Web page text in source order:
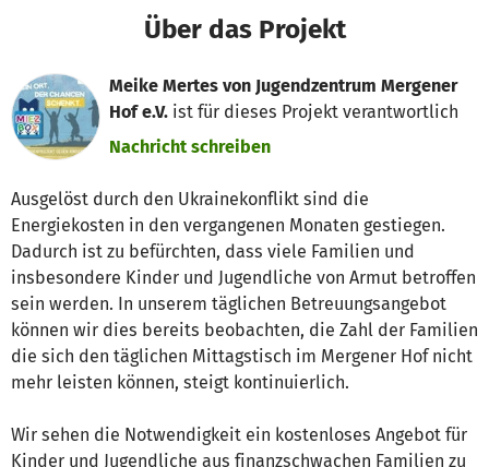
Über das Projekt
Meike Mertes von Jugendzentrum Mergener
Hof e.V. ist für dieses Projekt verantwortlich
Nachricht schreiben
Ausgelöst durch den Ukrainekonflikt sind die
Energiekosten in den vergangenen Monaten gestiegen.
Dadurch ist zu befürchten, dass viele Familien und
insbesondere Kinder und Jugendliche von Armut betroffen
sein werden. In unserem täglichen Betreuungsangebot
können wir dies bereits beobachten, die Zahl der Familien
die sich den täglichen Mittagstisch im Mergener Hof nicht
mehr leisten können, steigt kontinuierlich.
Wir sehen die Notwendigkeit ein kostenloses Angebot für
Kinder und Jugendliche aus finanzschwachen Familien zu